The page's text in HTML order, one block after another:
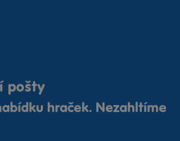
pošty
hraček. Nezahltíme